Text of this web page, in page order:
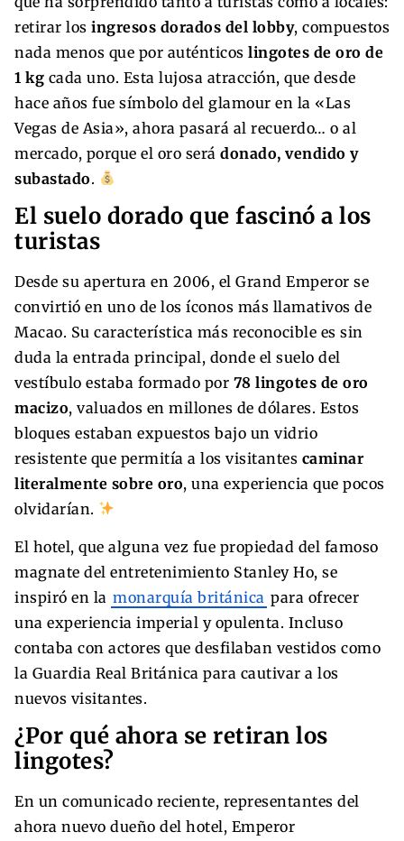
retirar los ingresos dorados del lobby, compuestos
nada menos que por auténticos lingotes de oro de
1 kg cada uno. Esta lujosa atracción, que desde
hace años fue símbolo del glamour en la «Las
Vegas de Asia», ahora pasará al recuerdo… o al
mercado, porque el oro será donado, vendido y
subastado.
El suelo dorado que fascinó a los
turistas
Desde su apertura en 2006, el Grand Emperor se
convirtió en uno de los íconos más llamativos de
Macao. Su característica más reconocible es sin
duda la entrada principal, donde el suelo del
vestíbulo estaba formado por 78 lingotes de oro
macizo, valuados en millones de dólares. Estos
bloques estaban expuestos bajo un vidrio
resistente que permitía a los visitantes caminar
literalmente sobre oro, una experiencia que pocos
olvidarían.
El hotel, que alguna vez fue propiedad del famoso
magnate del entretenimiento Stanley Ho, se
inspiró en la monarquía británica para ofrecer
una experiencia imperial y opulenta. Incluso
contaba con actores que desfilaban vestidos como
la Guardia Real Británica para cautivar a los
nuevos visitantes.
¿Por qué ahora se retiran los
lingotes?
En un comunicado reciente, representantes del
ahora nuevo dueño del hotel, Emperor